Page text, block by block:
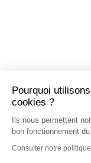
Pourquoi
cookies ?
Ils nous permettent
bon fonctionnement
Consulter notre